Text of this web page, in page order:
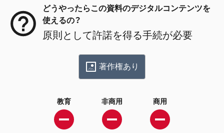
どうやったらこの資料のデジタルコンテンツを
使えるの？
原則として許諾を得る手続が必要
著作権あり
教育 非商用 商用